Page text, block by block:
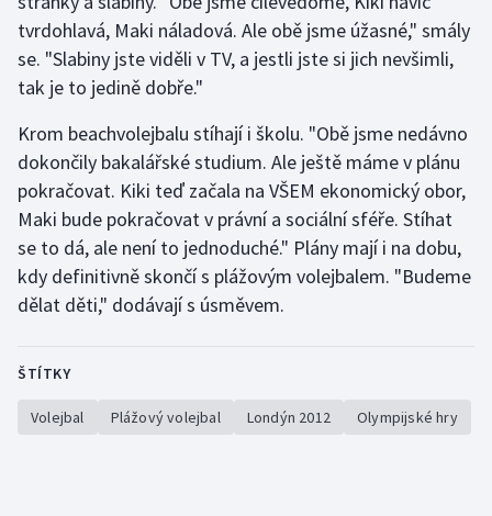
tvrdohlavá, Maki náladová. Ale obě jsme úžasné," smály
se. "Slabiny jste viděli v TV, a jestli jste si jich nevšimli,
tak je to jedině dobře."
Krom beachvolejbalu stíhají i školu. "Obě jsme nedávno
dokončily bakalářské studium. Ale ještě máme v plánu
pokračovat. Kiki teď začala na VŠEM ekonomický obor,
Maki bude pokračovat v právní a sociální sféře. Stíhat
se to dá, ale není to jednoduché." Plány mají i na dobu,
kdy definitivně skončí s plážovým volejbalem. "Budeme
dělat děti," dodávají s úsměvem.
ŠTÍTKY
Volejbal Plážový volejbal Londýn 2012 Olympijské hry